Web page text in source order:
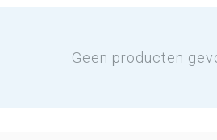
Geen producten